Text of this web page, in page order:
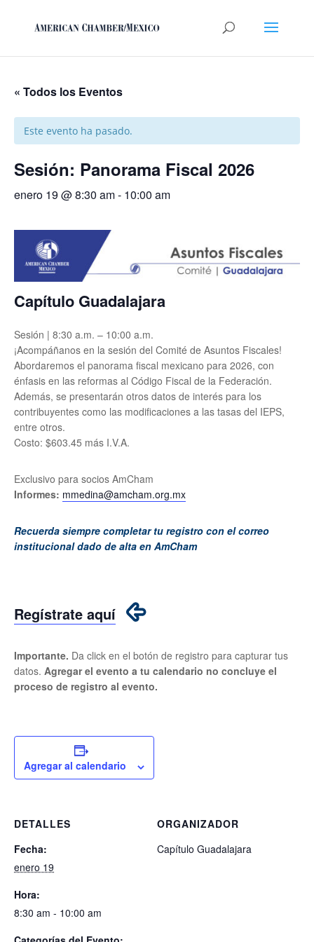
« Todos los Eventos
Este evento ha pasado.
Sesión: Panorama Fiscal 2026
enero 19 @ 8:30 am- 10:00 am
Capítulo Guadalajara
Sesión | 8:30 a.m. – 10:00 a.m.
¡Acompáñanos en la sesión del Comité de Asuntos Fiscales!
Abordaremos el panorama fiscal mexicano para 2026, con
énfasis en las reformas al Código Fiscal de la Federación.
Además, se presentarán otros datos de interés para los
contribuyentes como las modificaciones a las tasas del IEPS,
entre otros.
Costo: $603.45 más I.V.A.
Exclusivo para socios AmCham
Informes: mmedina@amcham.org.mx
Recuerda siempre completar tu registro con el correo
institucional dado de alta en AmCham
Regístrate aquí
Importante. Da click en el botón de registro para capturar tus
datos. Agregar el evento a tu calendario no concluye el
proceso de registro al evento.
Agregar al calendario
DETALLES
Fecha:
enero 19
Hora:
8:30 am - 10:00 am
ORGANIZADOR
Capítulo Guadalajara